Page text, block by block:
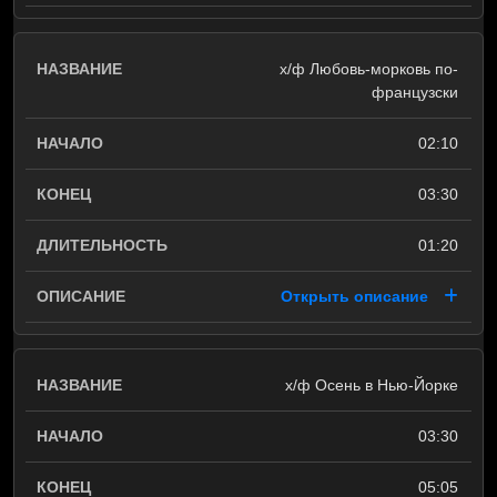
х/ф Любовь-морковь по-
французски
02:10
03:30
01:20
Открыть описание
х/ф Осень в Нью-Йорке
03:30
05:05